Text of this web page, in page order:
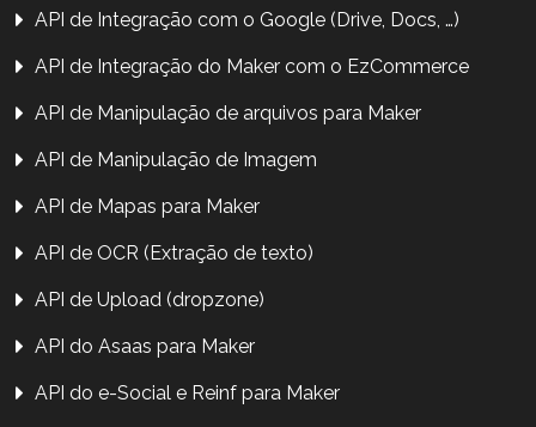
API de Integração com o Google (Drive, Docs, …)
API de Integração do Maker com o EzCommerce
API de Manipulação de arquivos para Maker
API de Manipulação de Imagem
API de Mapas para Maker
API de OCR (Extração de texto)
API de Upload (dropzone)
API do Asaas para Maker
API do e-Social e Reinf para Maker